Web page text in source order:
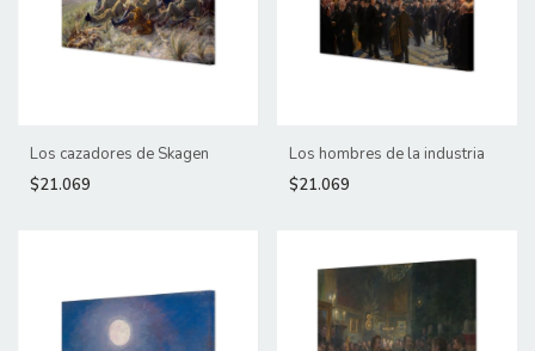
Los cazadores de Skagen
$21.069
Los hombres de la industria
$21.069